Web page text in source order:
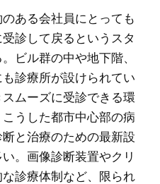
ある会社員にとっても
診して戻るというスタ
ビル群の中や地下階、
診療所が設けられてい
ムーズに受診できる環
うした都市中心部の病
と治療のための最新設
。画像診断装置やクリ
診療体制など、限られ